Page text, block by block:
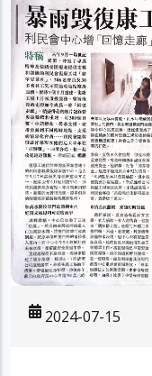
2024-07-15